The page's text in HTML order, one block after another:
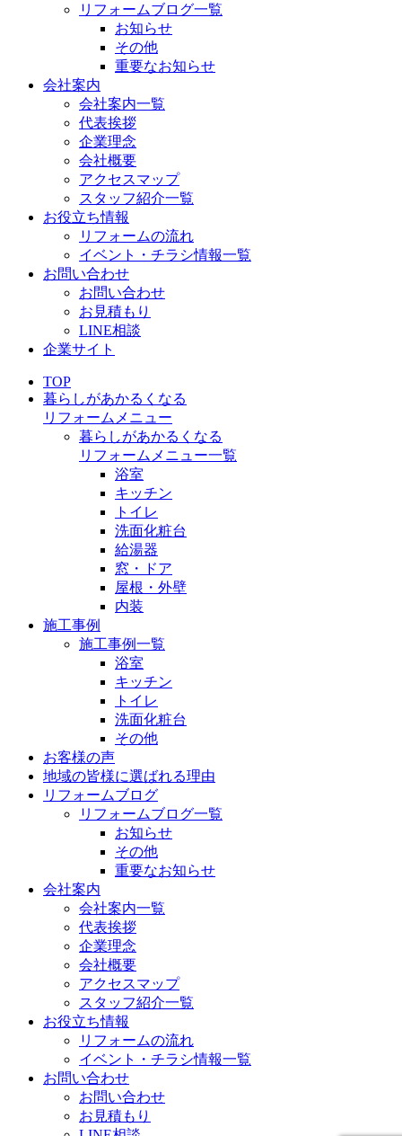
リフォームブログ一覧
お知らせ
その他
重要なお知らせ
会社案内
会社案内一覧
代表挨拶
企業理念
会社概要
アクセスマップ
スタッフ紹介一覧
お役立ち情報
リフォームの流れ
イベント・チラシ情報一覧
お問い合わせ
お問い合わせ
お見積もり
LINE相談
企業サイト
TOP
暮らしがあかるくなる
リフォームメニュー
暮らしがあかるくなる
リフォームメニュー一覧
浴室
キッチン
トイレ
洗面化粧台
給湯器
窓・ドア
屋根・外壁
内装
施工事例
施工事例一覧
浴室
キッチン
トイレ
洗面化粧台
その他
お客様の声
地域の皆様に選ばれる理由
リフォームブログ
リフォームブログ一覧
お知らせ
その他
重要なお知らせ
会社案内
会社案内一覧
代表挨拶
企業理念
会社概要
アクセスマップ
スタッフ紹介一覧
お役立ち情報
リフォームの流れ
イベント・チラシ情報一覧
お問い合わせ
お問い合わせ
お見積もり